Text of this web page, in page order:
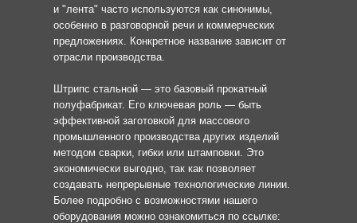
и "лента" часто используются как синонимы,
особенно в разговорной речи и коммерческих
предложениях. Конкретное название зависит от
отрасли производства.
Штрипс стальной — это базовый прокатный
полуфабрикат. Его ключевая роль — быть
эффективной заготовкой для массового
промышленного производства других изделий
методом сварки, гибки или штамповки. Это
экономически выгодно, так как позволяет
создавать непрерывные технологические линии.
Более подробно с возможностями нашего
оборудования можно ознакомиться по ссылке: